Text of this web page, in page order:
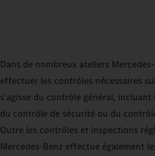
Dans de nombreux ateliers
effectuer les contrôles nécessaires
s’agisse du contrôle général,
du contrôle de sécurité ou du
Outre les contrôles et inspections
Mercedes-Benz effectue également